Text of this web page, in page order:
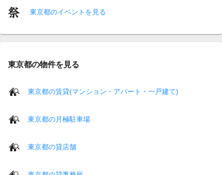
東京都のイベントを見る
東京都の物件を見る
東京都の賃貸(マンション・アパート・一戸建て)
東京都の月極駐車場
東京都の貸店舗